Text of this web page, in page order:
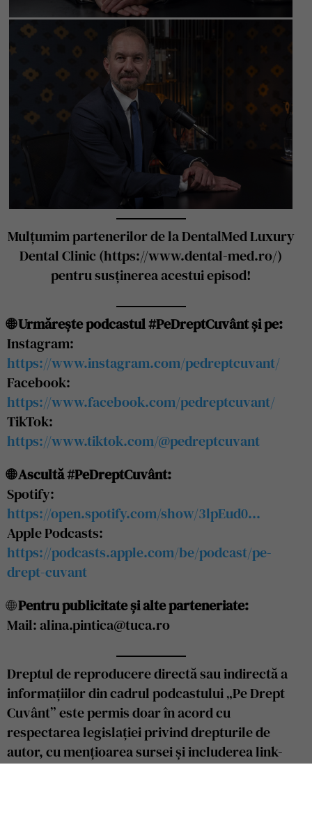
Mulțumim partenerilor de la DentalMed Luxury
Dental Clinic (https://www.dental-med.ro/)
pentru susținerea acestui episod!
🌐 Urmărește podcastul #PeDreptCuvânt și pe:
Instagram:
https://www.instagram.com/pedreptcuvant/
Facebook:
https://www.facebook.com/pedreptcuvant/
TikTok:
https://www.tiktok.com/@pedreptcuvant
🌐 Ascultă #PeDreptCuvânt:
Spotify:
https://open.spotify.com/show/3lpEud0…
Apple Podcasts:
https://podcasts.apple.com/be/podcast/pe-
drept-cuvant
🌐Pentru publicitate și alte parteneriate:
Mail: alina.pintica@tuca.ro
Dreptul de reproducere directă sau indirectă a
informațiilor din cadrul podcastului „Pe Drept
Cuvânt” este permis doar în acord cu
respectarea legislației privind drepturile de
autor, cu mențioarea sursei și includerea link-